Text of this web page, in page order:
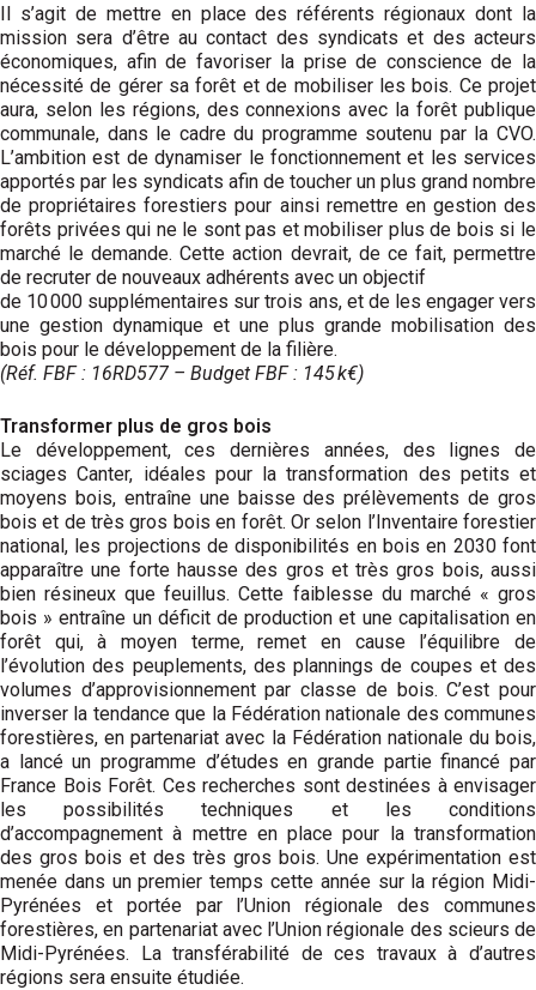
Il s’agit de mettre en place des référents régionaux dont la
mission sera d’être au contact des syndicats et des acteurs
économiques, afin de favoriser la prise de conscience de la
nécessité de gérer sa forêt et de mobiliser les bois. Ce projet
aura, selon les régions, des connexions avec la forêt publique
communale, dans le cadre du programme soutenu par la CVO.
L’ambition est de dynamiser le fonctionnement et les services
apportés par les syndicats afin de toucher un plus grand nombre
de propriétaires forestiers pour ainsi remettre en gestion des
forêts privées qui ne le sont pas et mobiliser plus de bois si le
marché le demande. Cette action devrait, de ce fait, permettre
de recruter de nouveaux adhérents avec un objectif
de 10 000 supplémentaires sur trois ans, et de les engager vers
une gestion dynamique et une plus grande mobilisation des
bois pour le développement de la filière.
(Réf. FBF : 16RD577 – Budget FBF : 145 k€)
Transformer plus de gros bois
Le développement, ces dernières années, des lignes de
sciages Canter, idéales pour la transformation des petits et
moyens bois, entraîne une baisse des prélèvements de gros
bois et de très gros bois en forêt. Or selon l’Inventaire forestier
national, les projections de disponibilités en bois en 2030 font
apparaître une forte hausse des gros et très gros bois, aussi
bien résineux que feuillus. Cette faiblesse du marché « gros
bois » entraîne un déficit de production et une capitalisation en
forêt qui, à moyen terme, remet en cause l’équilibre de
l’évolution des peuplements, des plannings de coupes et des
volumes d’approvisionnement par classe de bois. C’est pour
inverser la tendance que la Fédération nationale des communes
forestières, en partenariat avec la Fédération nationale du bois,
a lancé un programme d’études en grande partie financé par
France Bois Forêt. Ces recherches sont destinées à envisager
les possibilités techniques et les conditions
d’accompagnement à mettre en place pour la transformation
des gros bois et des très gros bois. Une expérimentation est
menée dans un premier temps cette année sur la région Midi-
Pyrénées et portée par l’Union régionale des communes
forestières, en partenariat avec l’Union régionale des scieurs de
Midi-Pyrénées. La transférabilité de ces travaux à d’autres
régions sera ensuite étudiée.